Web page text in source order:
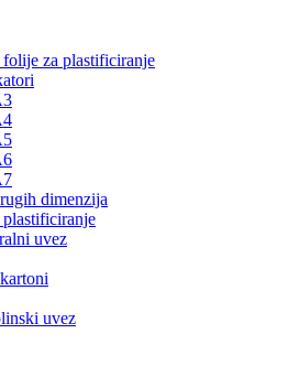
za plastificiranje
dimenzija
uvez
uvez